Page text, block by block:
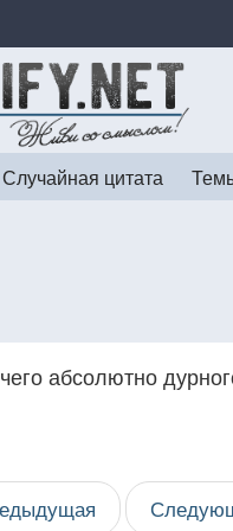
Случайная цитата
абсолютно